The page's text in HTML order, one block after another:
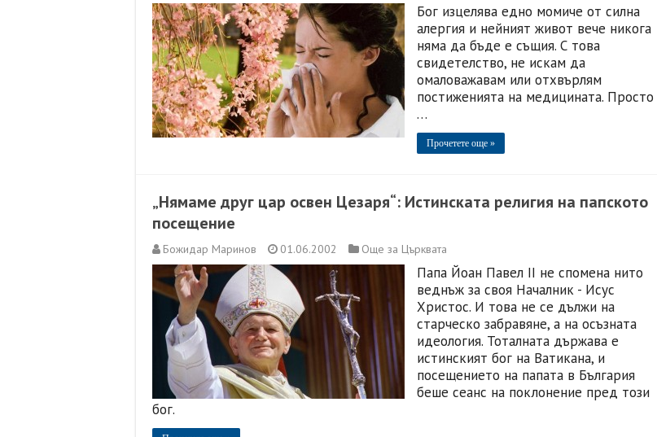
Бог изцелява едно момиче от силна
алергия и нейният живот вече никога
няма да бъде е същия. С това
свидетелство, не искам да
омаловажавам или отхвърлям
постиженията на медицината. Просто
…
Прочетете още »
„Нямаме друг цар освен Цезаря“: Истинската религия на папското
посещение
Божидар Маринов 01.06.2002 Още за Църквата
Папа Йоан Павел II не спомена нито
веднъж за своя Началник - Исус
Христос. И това не се дължи на
старческо забравяне, а на осъзната
идеология. Тоталната държава е
истинският бог на Ватикана, и
посещението на папата в България
беше сеанс на поклонение пред този
бог.